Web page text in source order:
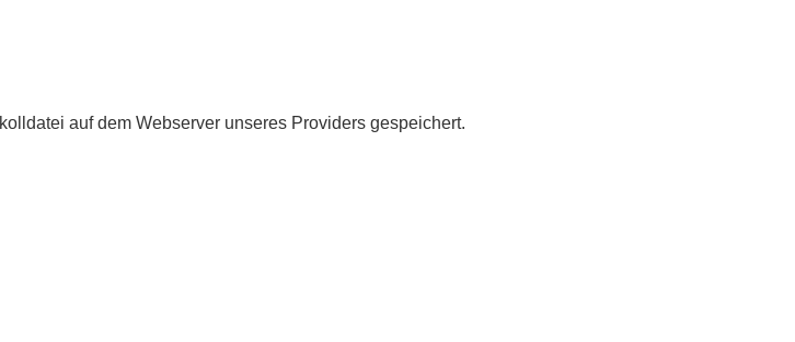
auf dem Webserver unseres Providers gespeichert.